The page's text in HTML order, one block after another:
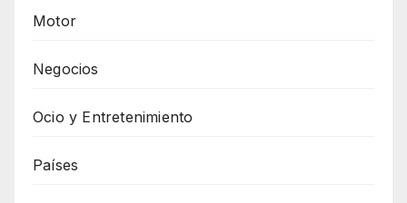
Motor
Negocios
Ocio y Entretenimiento
Países